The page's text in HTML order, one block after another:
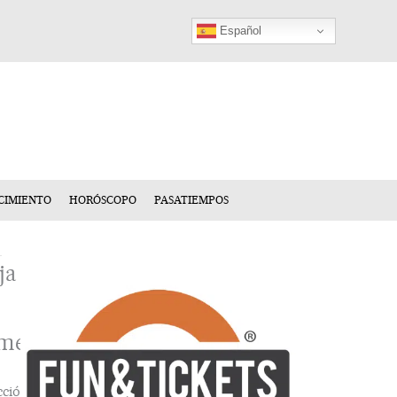
Español
HORÓSCOPO PASATIEMPOS